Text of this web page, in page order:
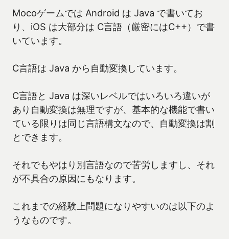
Mocoゲームでは Android は Java で書いてお
り、iOS は大部分は C言語（厳密にはC++）で書
いています。
C言語は Java から自動変換しています。
C言語と Java は深いレベルではいろいろ違いが
あり自動変換は無理ですが、基本的な機能で書い
ている限りは同じ言語構文なので、自動変換は割
とできます。
それでもやはり別言語なので苦労しますし、それ
が不具合の原因にもなります。
これまでの経験上問題になりやすいのは以下のよ
うなものです。